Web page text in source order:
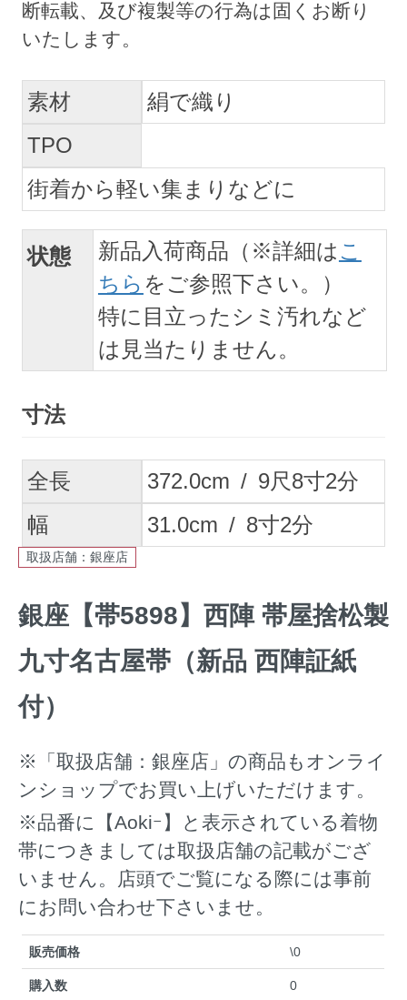
素材
絹で織り
TPO
街着から軽い集まりなどに
状態 新品入荷商品（※詳細は こ
ちら をご参照下さい。）
特に目立ったシミ汚れなど
は見当たりません。
寸法
全長 372.0cm / 9尺8寸2分
幅
31.0cm / 8寸2分
取扱店舗：銀座店
銀座【帯5898】西陣 帯屋捨松製
九寸名古屋帯（新品 西陣証紙
付）
※「取扱店舗：銀座店」の商品もオンライ
ンショップでお買い上げいただけます。
※品番に【Aokiｰ】と表示されている着物
帯につきましては取扱店舗の記載がござ
いません。店頭でご覧になる際には事前
にお問い合わせ下さいませ。
販売価格 \0
購入数 0